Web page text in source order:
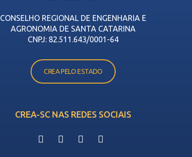
CONSELHO REGIONAL DE ENGENHARIA E
AGRONOMIA DE SANTA CATARINA
CNPJ: 82.511.643/0001-64
CREA PELO ESTADO
CREA-SC NAS REDES SOCIAIS